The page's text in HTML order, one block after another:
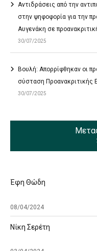
Αντιδράσεις από την
στην ψηφοφορία για την
Αυγενάκη σε
30/07/2025
Βουλή: Απορρίφθηκαν οι
σύσταση Προανακριτικής
30/07/2025
Έφη Θώδη
08/04/2024
Νίκη Σερέτη